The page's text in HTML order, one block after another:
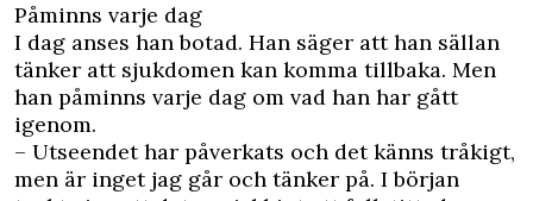
Påminns varje dag
I dag anses han botad. Han säger att han sällan
tänker att sjukdomen kan komma tillbaka. Men
han påminns varje dag om vad han har gått
igenom.
– Utseendet har påverkats och det känns tråkigt,
men är inget jag går och tänker på. I början